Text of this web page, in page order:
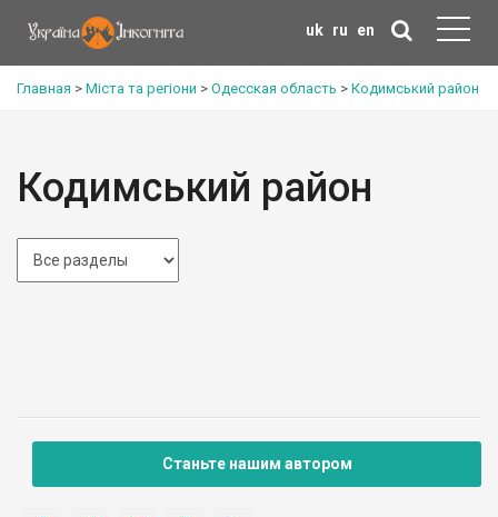
uk ru en
Главная > Міста та регіони > Одесская область > Кодимський район
Кодимський район
Станьте нашим автором